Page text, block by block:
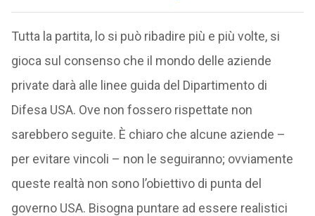
Tutta la partita, lo si può ribadire più e più volte, si
gioca sul consenso che il mondo delle aziende
private darà alle linee guida del Dipartimento di
Difesa USA. Ove non fossero rispettate non
sarebbero seguite. È chiaro che alcune aziende –
per evitare vincoli – non le seguiranno; ovviamente
queste realtà non sono l’obiettivo di punta del
governo USA. Bisogna puntare ad essere realistici